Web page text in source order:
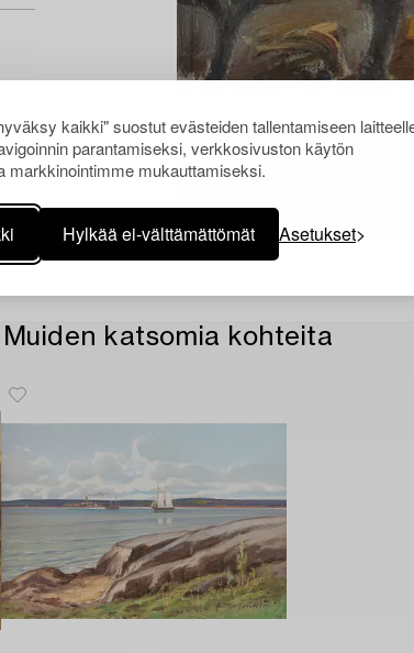
kaikki" suostut evästeiden tallentamiseen
parantamiseksi, verkkosivuston käytön
markkinointimme mukauttamiseksi.
Hylkää ei-välttämättömät Asetukset
Muiden katsomia kohteita